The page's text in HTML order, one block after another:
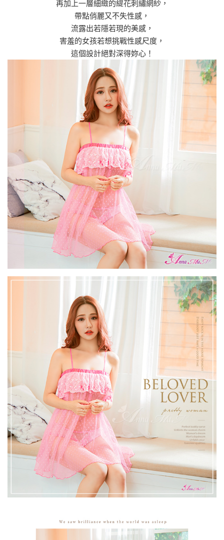
再加上一層細緻的緹花刺繡網紗，
帶點俏麗又不失性感，
流露出若隱若現的美感，
害羞的女孩若想挑戰性感尺度，
這個設計絕對深得妳心！